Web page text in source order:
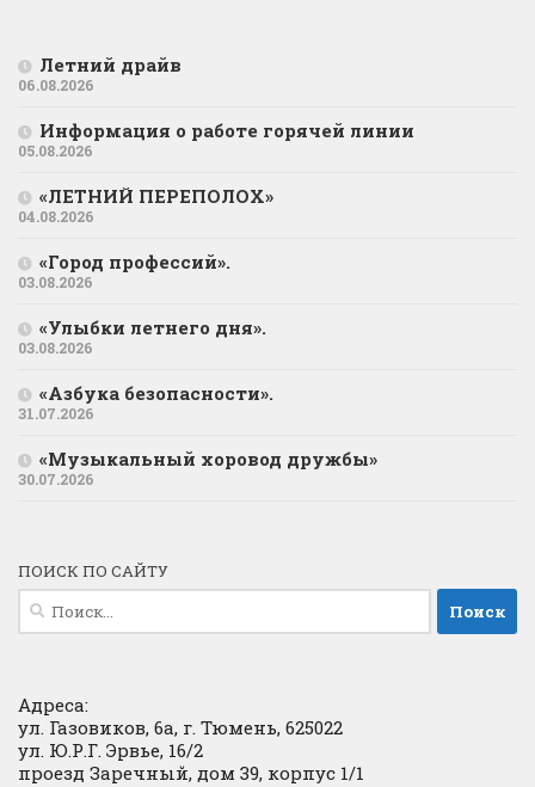
Летний драйв
06.08.2026
Информация о работе горячей линии
05.08.2026
«ЛЕТНИЙ ПЕРЕПОЛОХ»
04.08.2026
«Город профессий».
03.08.2026
«Улыбки летнего дня».
03.08.2026
«Азбука безопасности».
31.07.2026
«Музыкальный хоровод дружбы»
30.07.2026
ПОИСК ПО САЙТУ
Найти:
Адреса:
ул. Газовиков, 6а, г. Тюмень, 625022
ул. Ю.Р.Г. Эрвье, 16/2
проезд Заречный, дом 39, корпус 1/1